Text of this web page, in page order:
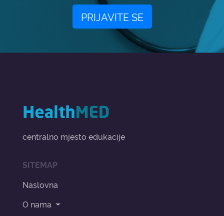
PRIJAVITE SE
centralno mjesto edukacije
SITEMAP
Naslovna
O nama